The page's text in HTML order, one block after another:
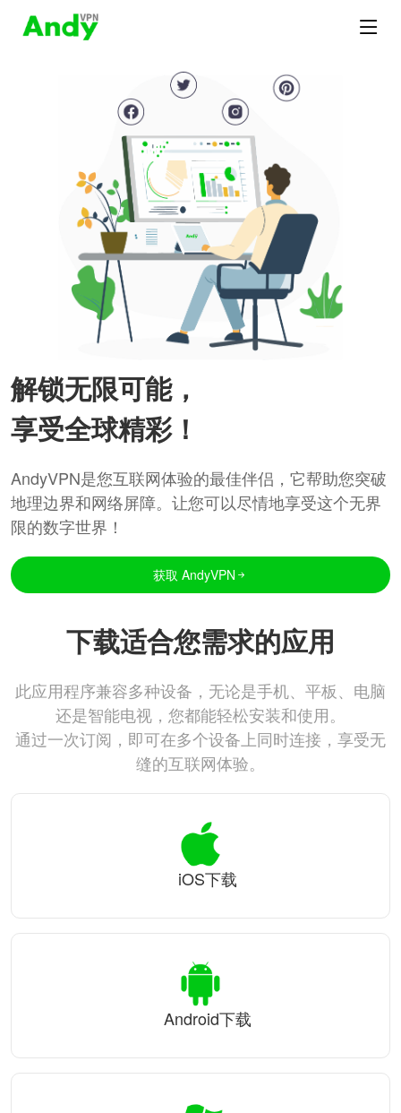
解锁无限可能，
享受全球精彩！
AndyVPN是您互联网体验的最佳伴侣，它帮助您突破
地理边界和网络屏障。让您可以尽情地享受这个无界
限的数字世界！
获取 AndyVPN
下载适合您需求的应用
此应用程序兼容多种设备，无论是手机、平板、电脑
还是智能电视，您都能轻松安装和使用。
通过一次订阅，即可在多个设备上同时连接，享受无
缝的互联网体验。
iOS下载
Android下载